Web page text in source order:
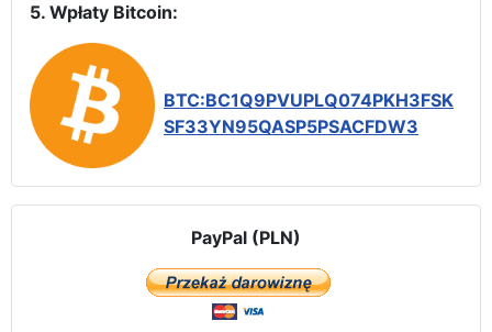
5. Wpłaty Bitcoin:
BTC:BC1Q9PVUPLQ074PKH3FSK
SF33YN95QASP5PSACFDW3
PayPal (PLN)